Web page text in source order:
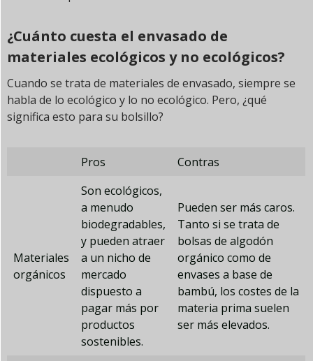
¿Cuánto cuesta el envasado de
materiales ecológicos y no ecológicos?
Cuando se trata de materiales de envasado, siempre se
habla de lo ecológico y lo no ecológico. Pero, ¿qué
significa esto para su bolsillo?
Pros Contras
Materiales
orgánicos
Son ecológicos,
a menudo
biodegradables,
y pueden atraer
a un nicho de
mercado
dispuesto a
pagar más por
productos
sostenibles.
Pueden ser más caros.
Tanto si se trata de
bolsas de algodón
orgánico como de
envases a base de
bambú, los costes de la
materia prima suelen
ser más elevados.